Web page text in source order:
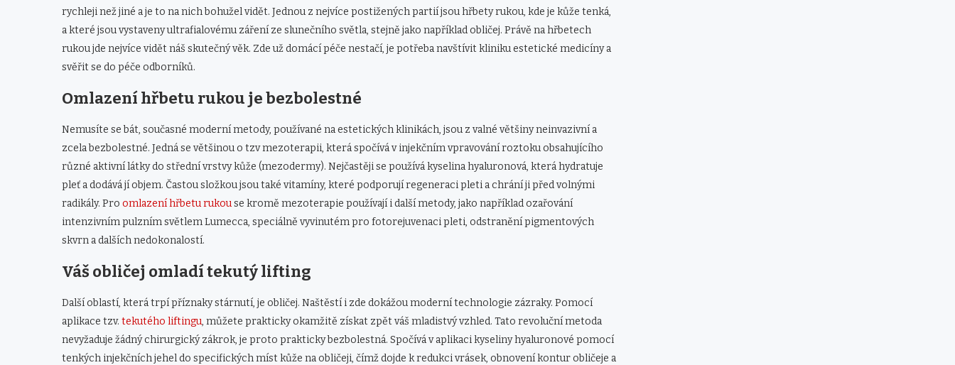
rychleji než jiné a je to na nich bohužel vidět. Jednou z nejvíce postižených partií jsou hřbety rukou, kde je kůže tenká,
a které jsou vystaveny ultrafialovému záření ze slunečního světla, stejně jako například obličej. Právě na hřbetech
rukou jde nejvíce vidět náš skutečný věk. Zde už domácí péče nestačí, je potřeba navštívit kliniku estetické medicíny a
svěřit se do péče odborníků.
Omlazení hřbetu rukou je bezbolestné
Nemusíte se bát, současné moderní metody, používané na estetických klinikách, jsou z valné většiny neinvazivní a
zcela bezbolestné. Jedná se většinou o tzv mezoterapii, která spočívá v injekčním vpravování roztoku obsahujícího
různé aktivní látky do střední vrstvy kůže (mezodermy). Nejčastěji se používá kyselina hyaluronová, která hydratuje
pleť a dodává jí objem. Častou složkou jsou také vitamíny, které podporují regeneraci pleti a chrání ji před volnými
radikály. Pro omlazení hřbetu rukouse kromě mezoterapie používají i další metody, jako například ozařování
intenzivním pulzním světlem Lumecca, speciálně vyvinutém pro fotorejuvenaci pleti, odstranění pigmentových
skvrn a dalších nedokonalostí.
Váš obličej omladí tekutý lifting
Další oblastí, která trpí příznaky stárnutí, je obličej. Naštěstí i zde dokážou moderní technologie zázraky. Pomocí
aplikace tzv. tekutého liftingu, můžete prakticky okamžitě získat zpět váš mladistvý vzhled. Tato revoluční metoda
nevyžaduje žádný chirurgický zákrok, je proto prakticky bezbolestná. Spočívá v aplikaci kyseliny hyaluronové pomocí
tenkých injekčních jehel do specifických míst kůže na obličeji, čímž dojde k redukci vrásek, obnovení kontur obličeje a